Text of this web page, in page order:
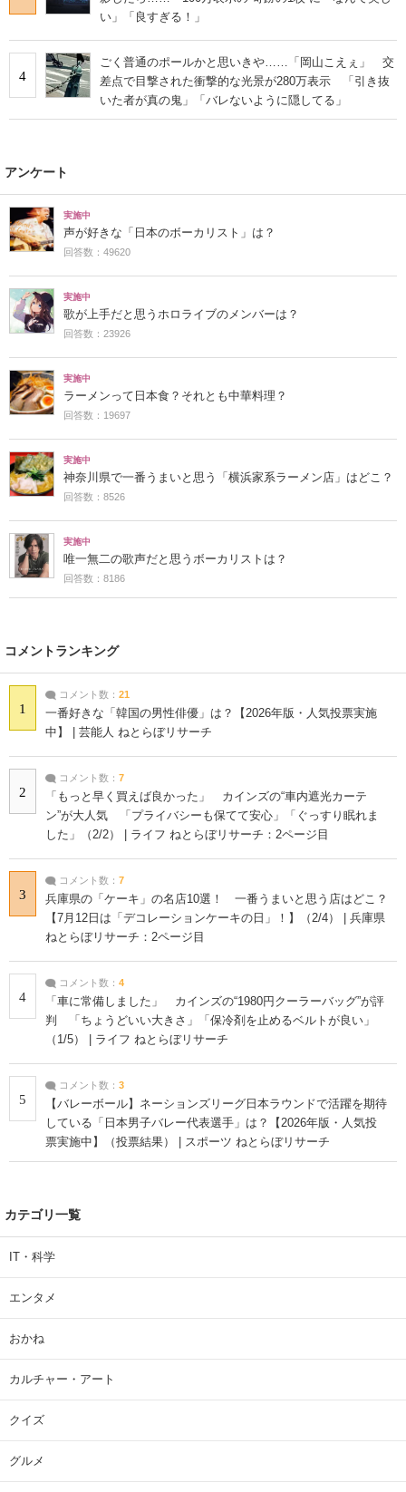
い」「良すぎる！」
4
ごく普通のポールかと思いきや……「岡山こえぇ」 交
差点で目撃された衝撃的な光景が280万表示 「引き抜
いた者が真の鬼」「バレないように隠してる」
アンケート
実施中
声が好きな「日本のボーカリスト」は？
回答数：49620
実施中
歌が上手だと思うホロライブのメンバーは？
回答数：23926
実施中
ラーメンって日本食？それとも中華料理？
回答数：19697
実施中
神奈川県で一番うまいと思う「横浜家系ラーメン店」はどこ？
回答数：8526
実施中
唯一無二の歌声だと思うボーカリストは？
回答数：8186
コメントランキング
1
コメント数： 21
一番好きな「韓国の男性俳優」は？【2026年版・人気投票実施
中】 | 芸能人 ねとらぼリサーチ
2
コメント数： 7
「もっと早く買えば良かった」 カインズの“車内遮光カーテ
ン”が大人気 「プライバシーも保てて安心」「ぐっすり眠れま
した」（2/2） | ライフ ねとらぼリサーチ：2ページ目
3
コメント数： 7
兵庫県の「ケーキ」の名店10選！ 一番うまいと思う店はどこ？
【7月12日は「デコレーションケーキの日」！】（2/4） | 兵庫県
ねとらぼリサーチ：2ページ目
4
コメント数： 4
「車に常備しました」 カインズの“1980円クーラーバッグ”が評
判 「ちょうどいい大きさ」「保冷剤を止めるベルトが良い」
（1/5） | ライフ ねとらぼリサーチ
5
コメント数： 3
【バレーボール】ネーションズリーグ日本ラウンドで活躍を期待
している「日本男子バレー代表選手」は？【2026年版・人気投
票実施中】（投票結果） | スポーツ ねとらぼリサーチ
カテゴリ一覧
IT・科学
エンタメ
おかね
カルチャー・アート
クイズ
グルメ